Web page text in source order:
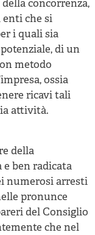
concorrenza,
enti che si
i quali sia
di un
metodo
ossia
ricavi tali
attività.
della
ben radicata
numerosi arresti
pronunce
del Consiglio
che nel